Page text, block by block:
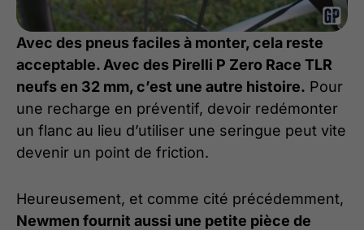
Avec des pneus faciles à monter, cela reste
acceptable. Avec des Pirelli P Zero Race TLR
neufs en 32 mm, c’est une autre histoire. Pour
une recharge en préventif, devoir redémonter
un flanc au lieu d’utiliser une seringue peut vite
devenir un point de friction.
Heureusement, et comme cité précédemment,
Newmen fournit aussi une petite pièce de